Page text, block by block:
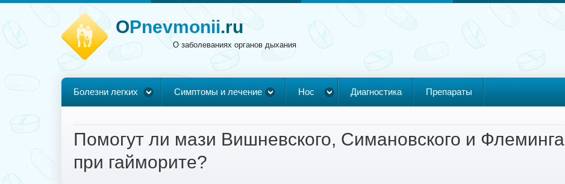
OPnevmonii.ru
О заболеваниях органов дыхания
Болезни легких Симптомы и лечение Нос Диагностика Препараты
Помогут ли мази Вишневского, Симановского и Флеминга
при гайморите?